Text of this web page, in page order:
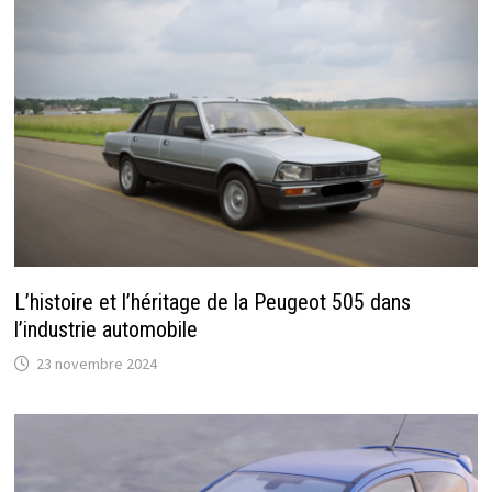
L’histoire et l’héritage de la Peugeot 505 dans
l’industrie automobile
23 novembre 2024